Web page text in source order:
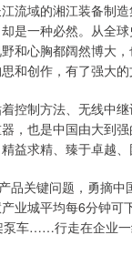
流域的湘江装备制
是一种必然。从全
和心胸都阔然博大
和创作，有了强大的
制方法、无线中
，也是中国由大到
益求精、臻于卓越、
关键问题，勇摘中
业城平均每6分钟
车……行走在企业